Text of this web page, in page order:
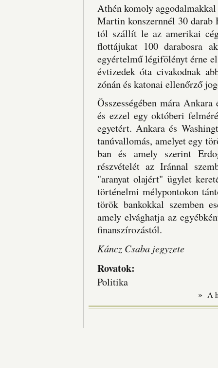
Athén komoly
Martin konszernnél 30 darab
tól szállít le az amerikai
flottájukat 100 darabosra
egyértelmű légifölényt érne
évtizedek óta civakodnak
zónán és katonai ellenőrző
Összességében mára
és ezzel egy októberi
egyetért. Ankara és
tanúvallomás, amelyet egy
ban és amely szerint
részvételét az Iránnal
"aranyat olajért" ügylet
történelmi mélypontokon
török bankokkal szemben
amely elvághatja az
finanszírozástól.
Káncz Csaba jegyzete
Rovatok:
Politika
» A